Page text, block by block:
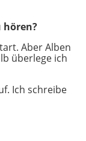
hören?
Aber Alben
überlege ich
Ich schreibe